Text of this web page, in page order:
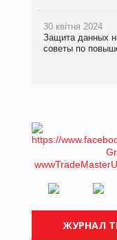
30 квітня 2024
Защита данных
советы по
ЖУРНАЛ